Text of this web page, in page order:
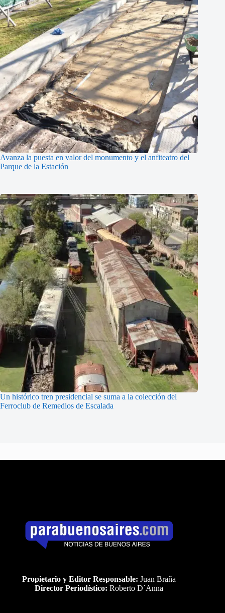
Avanza la puesta en valor del monumento y el anfiteatro del
Parque de la Estación
Un histórico tren presidencial se suma a la colección del
Ferroclub de Remedios de Escalada
Propietario y Editor Responsable: Juan Braña
Director Periodístico: Roberto D´Anna